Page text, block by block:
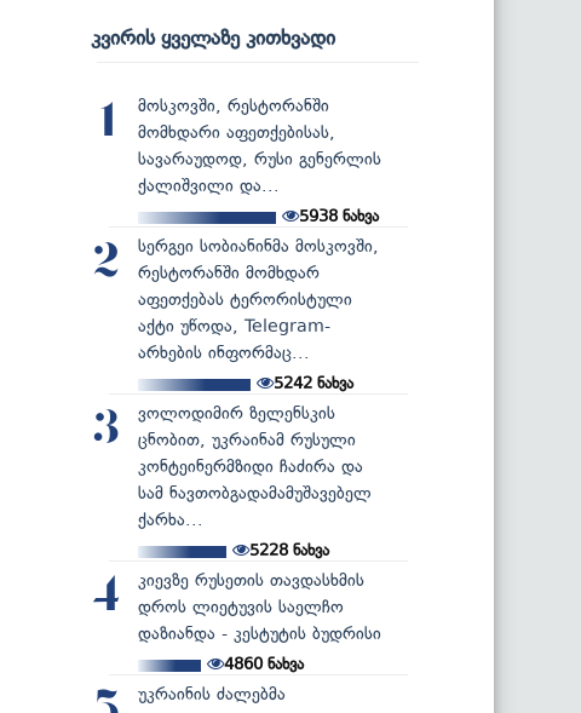
კვირის ყველაზე კითხვადი
1
მოსკოვში, რესტორანში
მომხდარი აფეთქებისას,
სავარაუდოდ, რუსი გენერლის
ქალიშვილი და...
5938 ნახვა
2
სერგეი სობიანინმა მოსკოვში,
რესტორანში მომხდარ
აფეთქებას ტერორისტული
აქტი უწოდა, Telegram-
არხების ინფორმაც...
5242 ნახვა
3
ვოლოდიმირ ზელენსკის
ცნობით, უკრაინამ რუსული
კონტეინერმზიდი ჩაძირა და
სამ ნავთობგადამამუშავებელ
ქარხა...
5228ნახვა
4
კიევზე რუსეთის თავდასხმის
დროს ლიეტუვის საელჩო
დაზიანდა - კესტუტის ბუდრისი
4860ნახვა
უკრაინის ძალებმა